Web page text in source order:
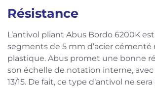
Résistance
L’antivol pliant Abus Bordo 6200K
segments de 5 mm d’acier cémenté
plastique. Abus promet une bonne
son échelle de notation interne,
13/15. De fait, ce type d’antivol ne